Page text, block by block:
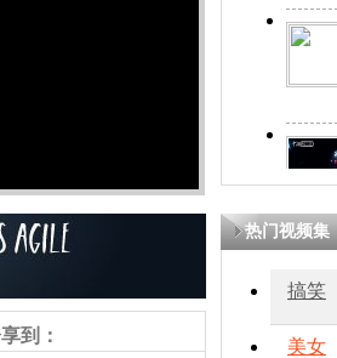
到：
热门视频集
搞笑
美女